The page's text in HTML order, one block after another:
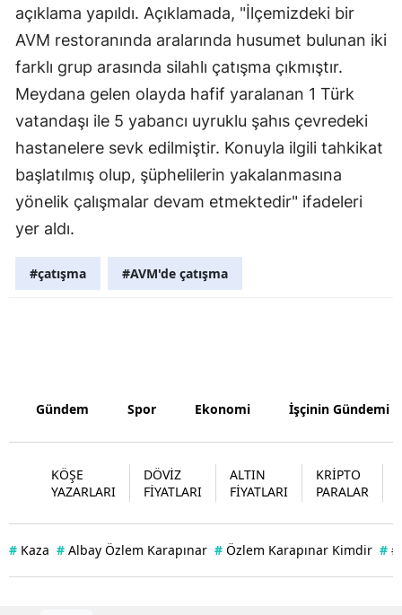
Batman
Şırnak
Bartın
Ardahan
Iğdır
açıklama yapıldı. Açıklamada, "İlçemizdeki bir
AVM restoranında aralarında husumet bulunan iki
farklı grup arasında silahlı çatışma çıkmıştır.
Meydana gelen olayda hafif yaralanan 1 Türk
vatandaşı ile 5 yabancı uyruklu şahıs çevredeki
hastanelere sevk edilmiştir. Konuyla ilgili tahkikat
başlatılmış olup, şüphelilerin yakalanmasına
yönelik çalışmalar devam etmektedir" ifadeleri
yer aldı.
#çatışma #AVM'de çatışma
Gündem Spor Ekonomi İşçinin Gündemi
KÖŞE
YAZARLARI
DÖVİZ
FİYATLARI
ALTIN
FİYATLARI
KRİPTO
PARALAR
# Kaza # Albay Özlem Karapınar # Özlem Karapınar Kimdir #